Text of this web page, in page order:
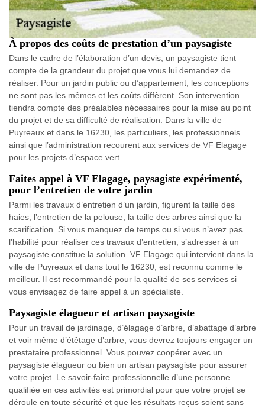
À propos des coûts de prestation d’un paysagiste
Dans le cadre de l’élaboration d’un devis, un paysagiste tient
compte de la grandeur du projet que vous lui demandez de
réaliser. Pour un jardin public ou d’appartement, les conceptions
ne sont pas les mêmes et les coûts diffèrent. Son intervention
tiendra compte des préalables nécessaires pour la mise au point
du projet et de sa difficulté de réalisation. Dans la ville de
Puyreaux et dans le 16230, les particuliers, les professionnels
ainsi que l’administration recourent aux services de VF Elagage
pour les projets d’espace vert.
Faites appel à VF Elagage, paysagiste expérimenté,
pour l’entretien de votre jardin
Parmi les travaux d’entretien d’un jardin, figurent la taille des
haies, l’entretien de la pelouse, la taille des arbres ainsi que la
scarification. Si vous manquez de temps ou si vous n’avez pas
l’habilité pour réaliser ces travaux d’entretien, s’adresser à un
paysagiste constitue la solution. VF Elagage qui intervient dans la
ville de Puyreaux et dans tout le 16230, est reconnu comme le
meilleur. Il est recommandé pour la qualité de ses services si
vous envisagez de faire appel à un spécialiste.
Paysagiste élagueur et artisan paysagiste
Pour un travail de jardinage, d’élagage d’arbre, d’abattage d’arbre
et voir même d’étêtage d’arbre, vous devrez toujours engager un
prestataire professionnel. Vous pouvez coopérer avec un
paysagiste élagueur ou bien un artisan paysagiste pour assurer
votre projet. Le savoir-faire professionnelle d’une personne
qualifiée en ces activités est primordial pour que votre projet se
déroule en toute sécurité et que les résultats reçus soient sans